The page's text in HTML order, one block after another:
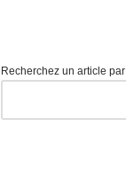
Recherchez un article